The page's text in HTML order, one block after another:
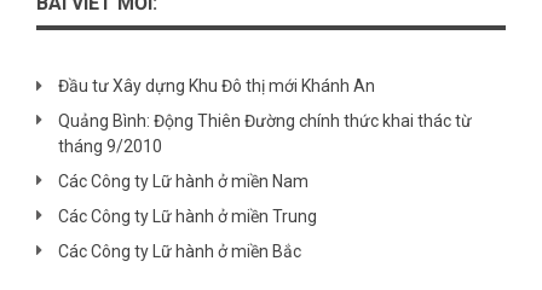
Đầu tư Xây dựng Khu Đô thị mới Khánh An
Quảng Bình: Động Thiên Đường chính thức khai thác từ
tháng 9/2010
Các Công ty Lữ hành ở miền Nam
Các Công ty Lữ hành ở miền Trung
Các Công ty Lữ hành ở miền Bắc